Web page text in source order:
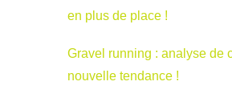
en plus de place !
Gravel running : analyse de
nouvelle tendance !